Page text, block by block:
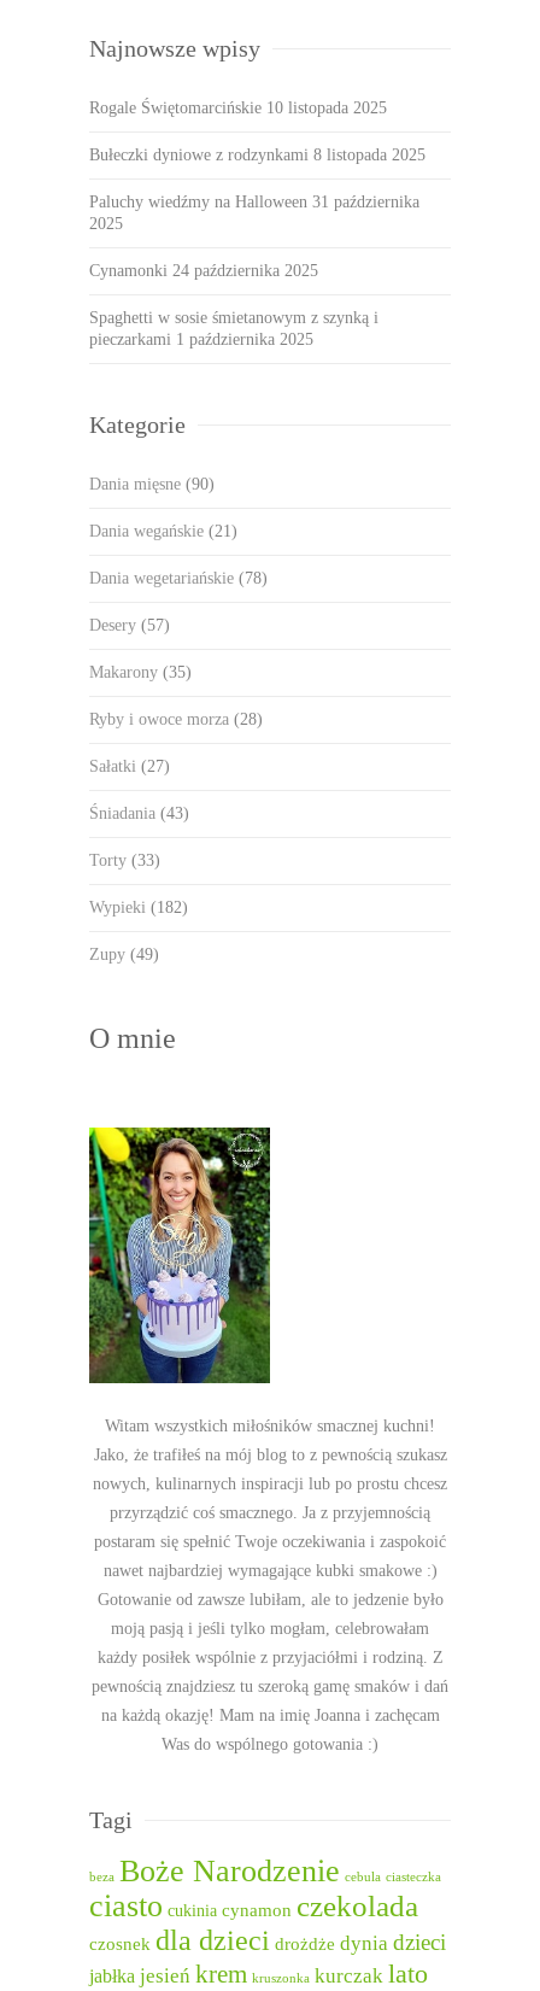
Najnowsze wpisy
Rogale Świętomarcińskie 10 listopada 2025
Bułeczki dyniowe z rodzynkami 8 listopada 2025
Paluchy wiedźmy na Halloween 31 października
2025
Cynamonki 24 października 2025
Spaghetti w sosie śmietanowym z szynką i
pieczarkami 1 października 2025
Kategorie
Dania mięsne (90)
Dania wegańskie (21)
Dania wegetariańskie (78)
Desery (57)
Makarony (35)
Ryby i owoce morza (28)
Sałatki (27)
Śniadania (43)
Torty (33)
Wypieki (182)
Zupy (49)
O mnie
Witam wszystkich miłośników smacznej kuchni!
Jako, że trafiłeś na mój blog to z pewnością szukasz
nowych, kulinarnych inspiracji lub po prostu chcesz
przyrządzić coś smacznego. Ja z przyjemnością
postaram się spełnić Twoje oczekiwania i zaspokoić
nawet najbardziej wymagające kubki smakowe :)
Gotowanie od zawsze lubiłam, ale to jedzenie było
moją pasją i jeśli tylko mogłam, celebrowałam
każdy posiłek wspólnie z przyjaciółmi i rodziną. Z
pewnością znajdziesz tu szeroką gamę smaków i dań
na każdą okazję! Mam na imię Joanna i zachęcam
Was do wspólnego gotowania :)
Tagi
beza Boże Narodzenie cebula ciasteczka
ciasto cukinia cynamon czekolada
czosnek dla dzieci drożdże dynia dzieci
jabłka jesień krem kruszonka kurczak lato